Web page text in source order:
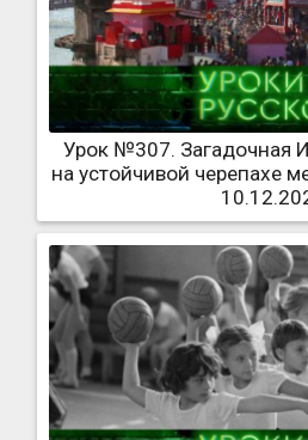
Урок №307. Загадочная
на устойчивой черепахе